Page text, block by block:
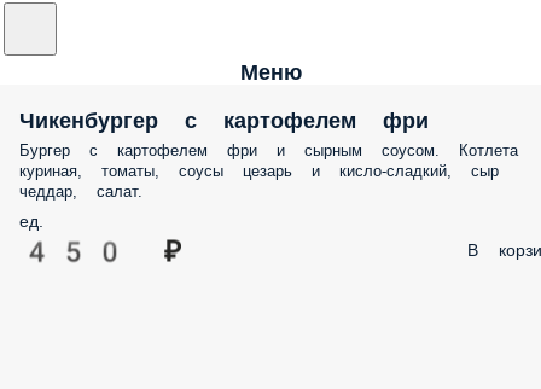
Меню
Чикенбургер с картофелем фри
Бургер с картофелем фри и сырным соусом. Котлета
куриная, томаты, соусы цезарь и кисло-сладкий, сыр
чеддар, салат.
ед.
450 ₽ В